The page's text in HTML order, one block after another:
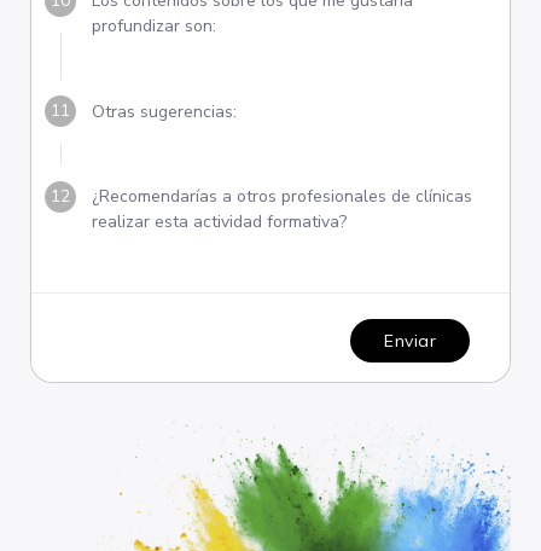
profundizar son:
Otras sugerencias:
¿Recomendarías a otros profesionales de clínicas
realizar esta actividad formativa?
Enviar